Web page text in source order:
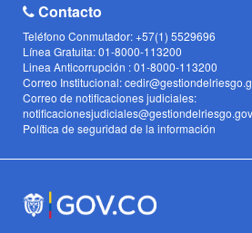
Contacto
Teléfono Conmutador: +57(1) 5529696
Línea Gratuita: 01-8000-113200
Linea Anticorrupción : 01-8000-113200
Correo Institucional:
Correo de notificaciones judiciales:
Política de seguridad de la información